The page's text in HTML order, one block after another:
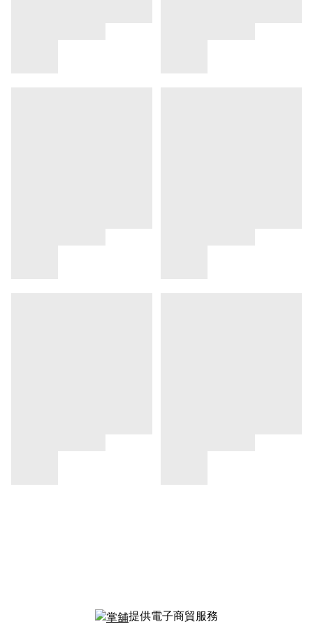
提供電子商貿服務